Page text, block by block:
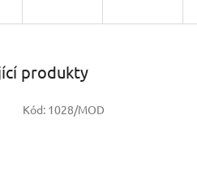
produkty
Kód: 1028/MOD